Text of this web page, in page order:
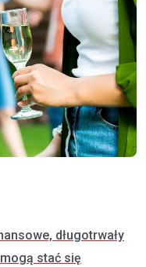
długotrwały
stać się